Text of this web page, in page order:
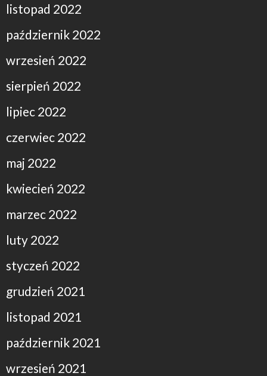
listopad 2022
październik 2022
wrzesień 2022
sierpień 2022
lipiec 2022
czerwiec 2022
maj 2022
kwiecień 2022
marzec 2022
luty 2022
styczeń 2022
grudzień 2021
listopad 2021
październik 2021
wrzesień 2021